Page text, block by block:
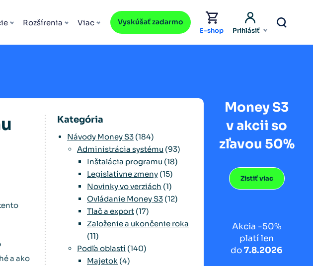
Rozšírenia Viac Vyskúšať zadarmo
E-shop Prihlásiť
a ako
Kategória
Návody Money S3 (184)
Administrácia systému (93)
Inštalácia programu (18)
Legislatívne zmeny (15)
Novinky vo verziách (1)
Ovládanie Money S3 (12)
Tlač a export (17)
Založenie a ukončenie roka
(11)
Podľa oblastí (140)
Majetok (4)
Money S3
v akcii so
zľavou 50%
Zistiť viac
Akcia -50%
platí len
do7.8.2026